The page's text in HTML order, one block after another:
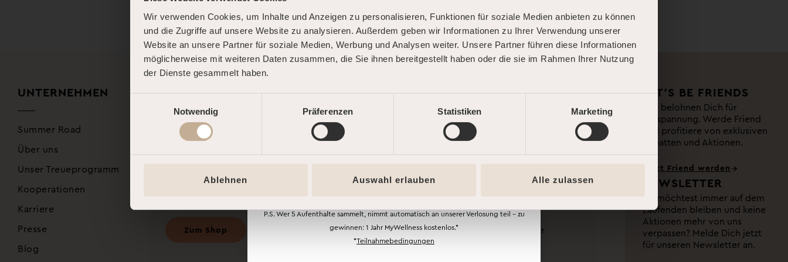
Wir verwenden Cookies, um Inhalte und Anzeigen zu personalisieren, Funktionen für soziale Medien anbieten zu können
und die Zugriffe auf unsere Website zu analysieren. Außerdem geben wir Informationen zu Ihrer Verwendung unserer
Website an unsere Partner für soziale Medien, Werbung und Analysen weiter. Unsere Partner führen diese Informationen
möglicherweise mit weiteren Daten zusammen, die Sie ihnen bereitgestellt haben oder die sie im Rahmen Ihrer Nutzung
der Dienste gesammelt haben.
Notwendig
Präferenzen Statistiken Marketing
Ablehnen Auswahl erlauben Alle zulassen
UNTERNEHMEN
Summer Road
Über uns
Unser Treueprogramm
Kooperationen
Karriere
Presse
Blog
SHOP
Gutscheine kaufen
Zum Shop
RECHTLICHES
AGB
Datenschutz
Impressum
Datenschutzeinstellungen
KUNDENSUPPORT
Hilfe & Service
Feiertagen
09:00 – 15:00 Uhr
LET’S BE FRIENDS
Wir belohnen Dich für
Entspannung. Werde Friend
und profitiere von exklusiven
Rabatten und Aktionen.
Jetzt Friend werden
NEWSLETTER
Du möchtest immer auf dem
Laufenden bleiben und keine
Aktionen mehr von uns
verpassen? Melde Dich jetzt
für unseren Newsletter an.
DOLCE FAR NIENTE.
DEINE SOMMER-AUSZEIT.
Summer Road – mit bis zu 25 % Rabatt!* Je
öfter Du kommst, desto mehr sparst Du. Dein
erster Code wartet schon auf Dich.
JETZT STARTEN
P.S. Wer 5 Aufenthalte sammelt, nimmt automatisch an unserer Verlosung teil – zu
gewinnen: 1 Jahr MyWellness kostenlos.*
*Teilnahmebedingungen